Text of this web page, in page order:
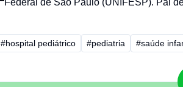
Federal de São Paulo (UNIFESP). Pai
#hospital pediátrico #pediatria #saúde